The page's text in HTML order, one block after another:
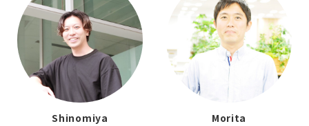
Shinomiya
Morita